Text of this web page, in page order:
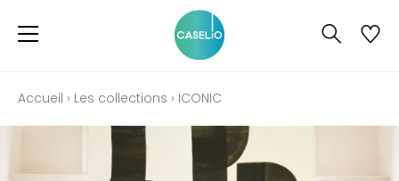
Accueil › Les collections › ICONIC